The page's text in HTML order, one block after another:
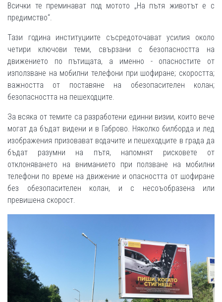
Всички те преминават под мотото „На пътя животът е с
предимство“.
Тази година институциите съсредоточават усилия около
четири ключови теми, свързани с безопасността на
движението по пътищата, а именно - опасностите от
използване на мобилни телефони при шофиране; скоростта;
важността от поставяне на обезопасителен колан;
безопасността на пешеходците.
За всяка от темите са разработени единни визии, които вече
могат да бъдат видени и в Габрово. Няколко билборда и лед
изображения призовават водачите и пешеходците в града да
бъдат разумни на пътя, напомнят рисковете от
отклоняването на вниманието при ползване на мобилни
телефони по време на движение и опасността от шофиране
без обезопасителен колан, и с несоъобразена или
превишена скорост.